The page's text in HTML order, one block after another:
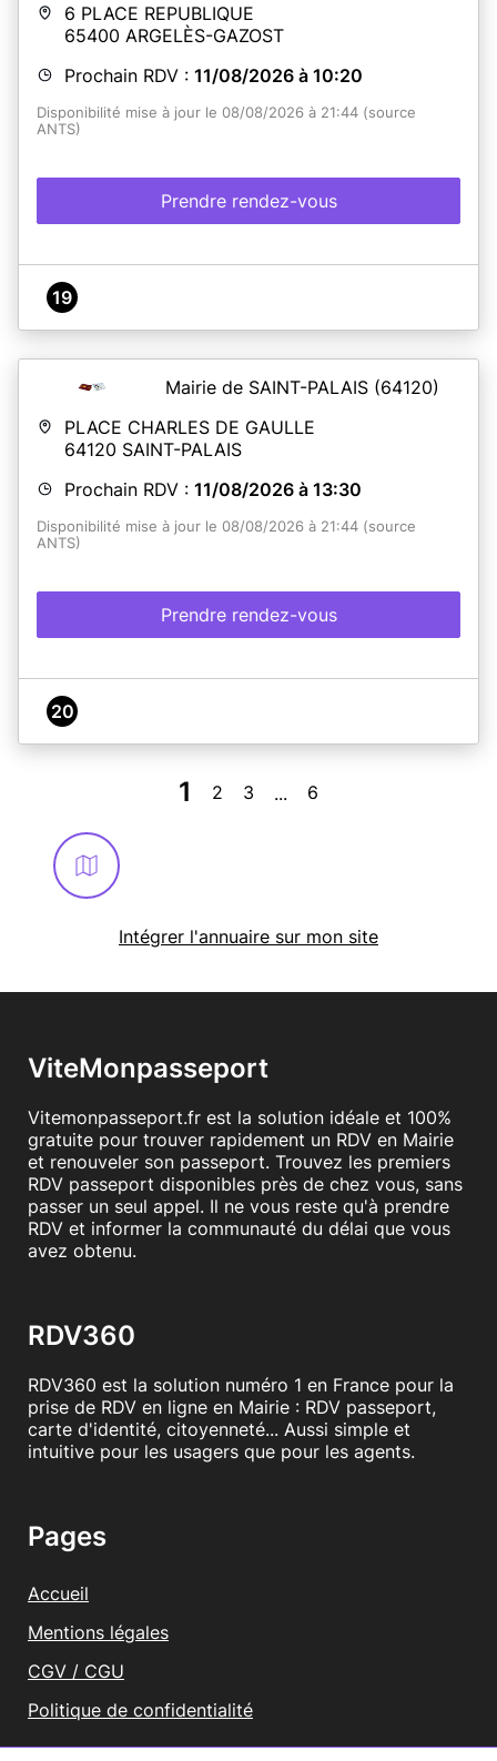
6 PLACE REPUBLIQUE
65400 ARGELÈS-GAZOST
Prochain RDV : 11/08/2026 à 10:20
Disponibilité mise à jour le 08/08/2026 à 21:44 (source
ANTS)
Prendre rendez-vous
19
Mairie de SAINT-PALAIS (64120)
PLACE CHARLES DE GAULLE
64120 SAINT-PALAIS
Prochain RDV : 11/08/2026 à 13:30
Disponibilité mise à jour le 08/08/2026 à 21:44 (source
ANTS)
Prendre rendez-vous
20
1 2 3 ... 6
Intégrer l'annuaire sur mon site
ViteMonpasseport
Vitemonpasseport.fr est la solution idéale et 100%
gratuite pour trouver rapidement un RDV en Mairie
et renouveler son passeport. Trouvez les premiers
RDV passeport disponibles près de chez vous, sans
passer un seul appel. Il ne vous reste qu'à prendre
RDV et informer la communauté du délai que vous
avez obtenu.
RDV360
RDV360 est la solution numéro 1 en France pour la
prise de RDV en ligne en Mairie : RDV passeport,
carte d'identité, citoyenneté... Aussi simple et
intuitive pour les usagers que pour les agents.
Pages
Accueil
Mentions légales
CGV / CGU
Politique de confidentialité